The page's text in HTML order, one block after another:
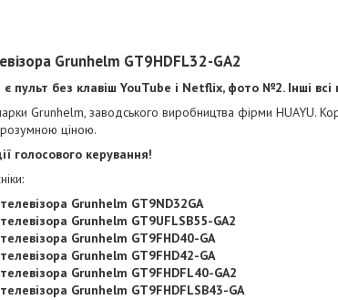
Grunhelm GT9HDFL32-GA2
пульт без клавіш YouTube і Netflix, фото №2. Інші
Grunhelm, заводського виробництва фірми HUAYU.
розумною ціною.
голосового керування!
Grunhelm GT9ND32GA
Grunhelm GT9UFLSB55-GA2
Grunhelm GT9FHD40-GA
Grunhelm GT9FHD42-GA
Grunhelm GT9FHDFL40-GA2
Grunhelm GT9FHDFLSB43-GA